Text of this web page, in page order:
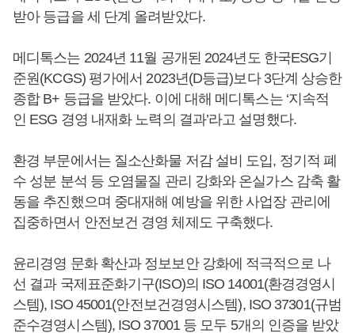
받아 등급을 세 단계 올려받았다.
메디톡스는 2024년 11월 공개된 2024년도 한국ESG기
준원(KCGS) 평가에서 2023년(D등급)보다 3단계 상승한
종합 B+ 등급을 받았다. 이에 대해 메디톡스는 ‘지속적
인 ESG 경영 내재화 노력의 결과’라고 설명했다.
환경 부문에서는 질소산화물 저감 설비 도입, 정기적 폐
수 성분 분석 등 오염물질 관리 강화와 온실가스 감축 활
동을 추진했으며 중대재해 예방을 위한 사업장 관리에
집중하면서 안전보건 경영 체제도 구축했다.
윤리경영 문화 확산과 정보보안 강화에 적극적으로 나
선 결과 국제표준화기구(ISO)의 ISO 14001(환경경영시
스템), ISO 45001(안전보건경영시스템), ISO 37301(규범
준수경영시스템), ISO 37001 등 모두 5개의 인증을 받았